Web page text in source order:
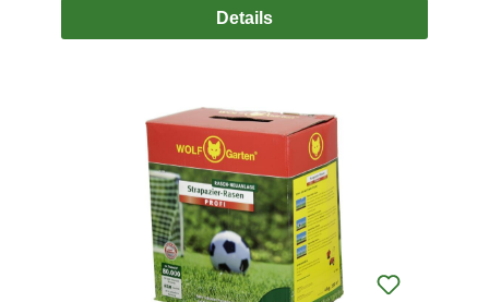
Details